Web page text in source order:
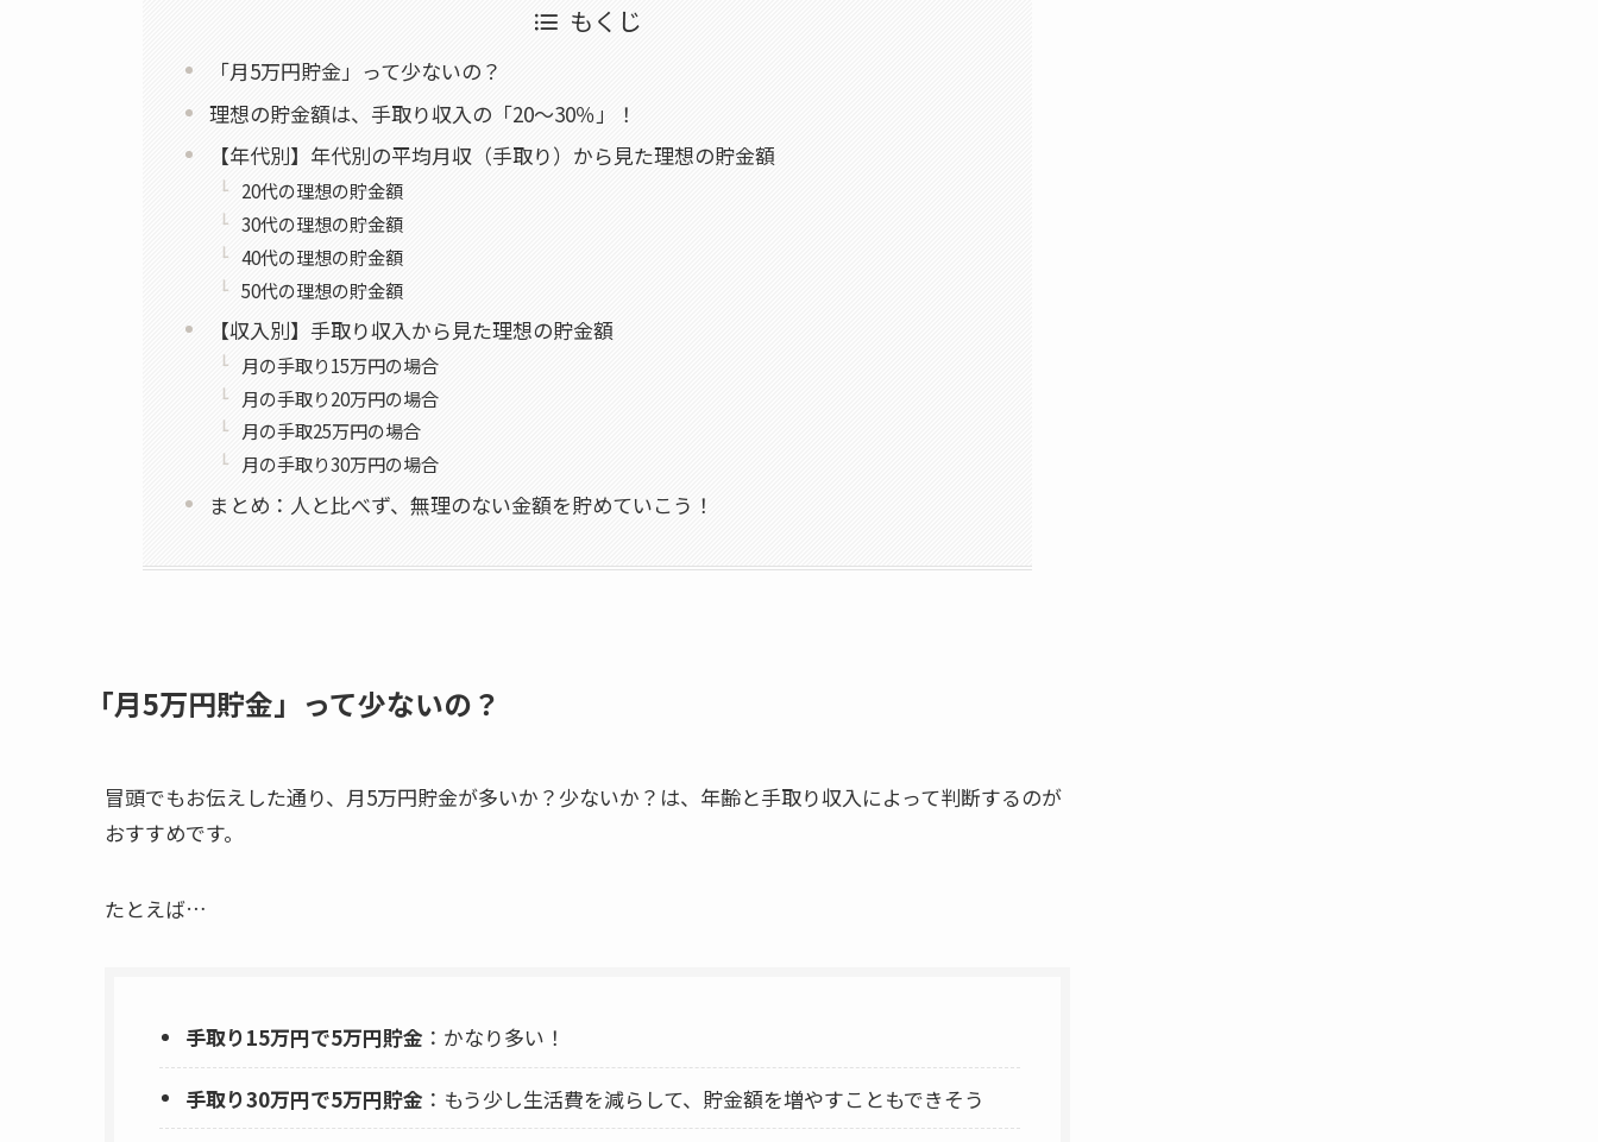
もくじ
「月5万円貯金」って少ないの？
理想の貯金額は、手取り収入の「20〜30％」！
【年代別】年代別の平均月収（手取り）から見た理想の貯金額
20代の理想の貯金額
30代の理想の貯金額
40代の理想の貯金額
50代の理想の貯金額
【収入別】手取り収入から見た理想の貯金額
月の手取り15万円の場合
月の手取り20万円の場合
月の手取25万円の場合
月の手取り30万円の場合
まとめ：人と比べず、無理のない金額を貯めていこう！
「月5万円貯金」って少ないの？
冒頭でもお伝えした通り、月5万円貯金が多いか？少ないか？は、年齢と手取り収入によって判断するのが
おすすめです。
たとえば…
手取り15万円で5万円貯金 ：かなり多い！
手取り30万円で5万円貯金 ：もう少し生活費を減らして、貯金額を増やすこともできそう